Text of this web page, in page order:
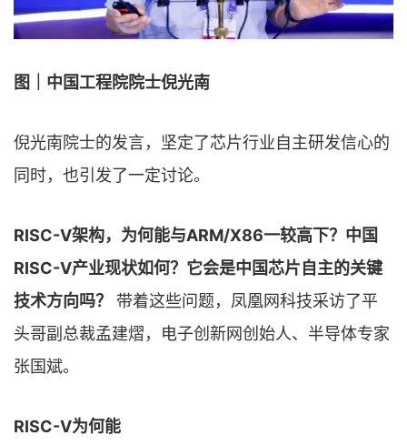
图｜中国工程院院士倪光南
倪光南院士的发言，坚定了芯片行业自主研发信心的
同时，也引发了一定讨论。
RISC-V架构，为何能与ARM/X86一较高下？中国
RISC-V产业现状如何？它会是中国芯片自主的关键
技术方向吗？
带着这些问题，凤凰网科技采访了平
头哥副总裁孟建熠，电子创新网创始人、半导体专家
张国斌。
RISC-V为何能